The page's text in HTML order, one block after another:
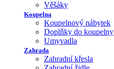
Věšáky
Koupelna
Koupelnový nábytek
Doplňky do koupelny
Umyvadla
Zahrada
Zahradní křesla